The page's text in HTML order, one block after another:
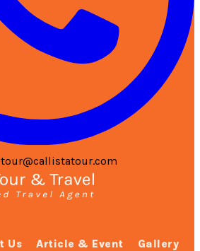
tour@callistatour.com
Us Article & Event Gallery